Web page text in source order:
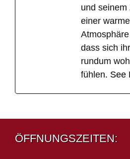
und seinem
einer
dass sich
rundum
fühlen. See
ÖFFNUNGSZEITEN: